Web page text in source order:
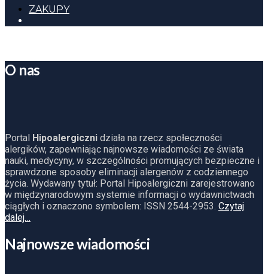
ZAKUPY
O nas
Portal Hipoalergiczni działa na rzecz społeczności
alergików, zapewniając najnowsze wiadomości ze świata
nauki, medycyny, w szczególności promujących bezpieczne i
sprawdzone sposoby eliminacji alergenów z codziennego
życia. Wydawany tytuł: Portal Hipoalergiczni zarejestrowano
w międzynarodowym systemie informacji o wydawnictwach
ciągłych i oznaczono symbolem: ISSN 2544-2953. Czytaj
dalej…
Najnowsze wiadomości